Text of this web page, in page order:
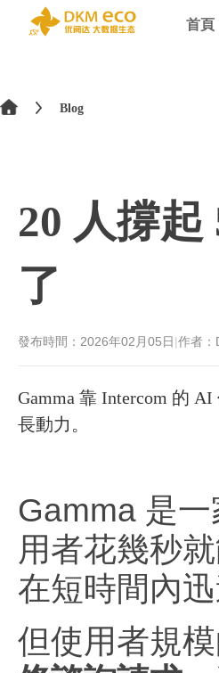
首頁
简体中文Blog
20 人撐
了
發布時間： 2026年02月05日 |作者：
Gamma 靠 Intercom 的
長動力。
Gamma 是
用者花幾秒
在短時間內
但使用者規